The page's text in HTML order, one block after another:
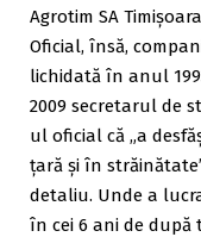
Agrotim SA
Oficial, însă,
lichidată în anul
2009 secretarul de
ul oficial că „a
ţară şi în
detaliu. Unde a
în cei 6 ani de după